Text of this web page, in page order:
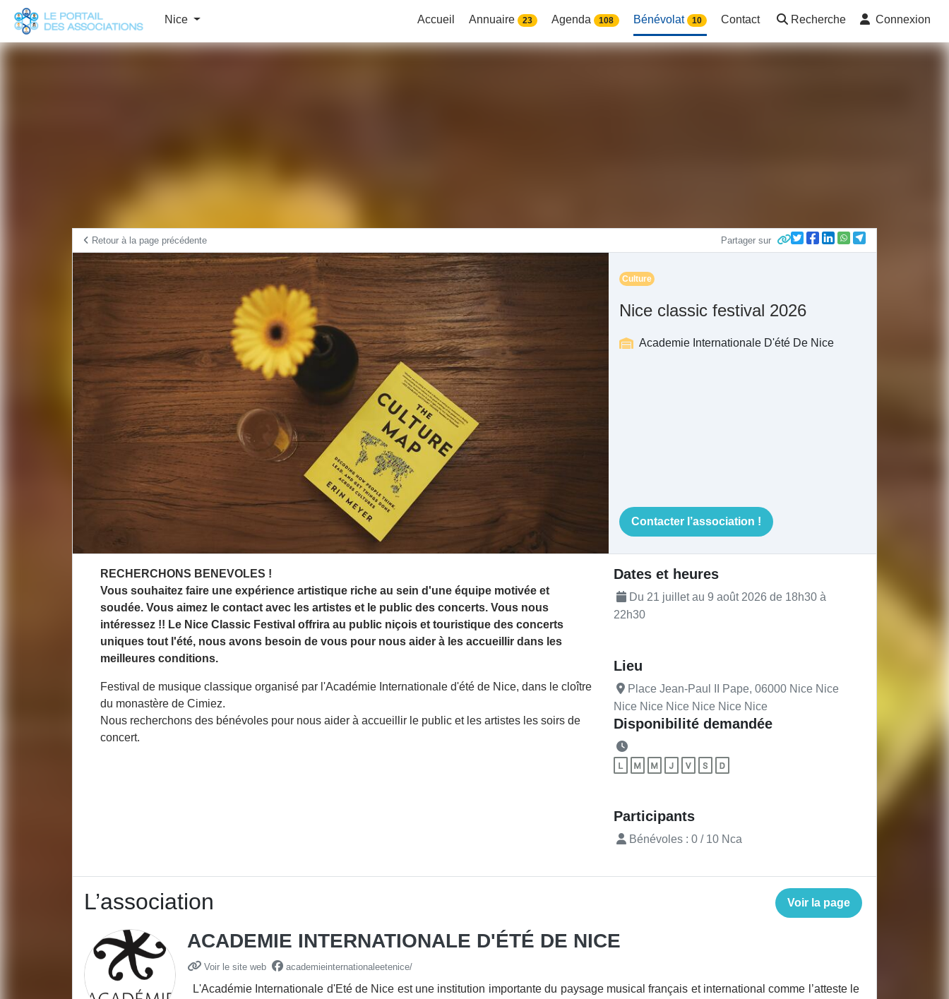
Nice Accueil Annuaire 23 Agenda 108 Bénévolat 10 Contact Recherche Connexion
Retour à la page précédente Partager sur
Culture
Nice classic festival 2026
Academie Internationale D'été De Nice
Contacter l’association !
Description de l'actualité
RECHERCHONS BENEVOLES !
Vous souhaitez faire une expérience artistique riche au sein d'une équipe motivée et
soudée. Vous aimez le contact avec les artistes et le public des concerts. Vous nous
intéressez !! Le Nice Classic Festival offrira au public niçois et touristique des concerts
uniques tout l'été, nous avons besoin de vous pour nous aider à les accueillir dans les
meilleures conditions.
Festival de musique classique organisé par l'Académie Internationale d'été de Nice, dans le cloître
du monastère de Cimiez.
Nous recherchons des bénévoles pour nous aider à accueillir le public et les artistes les soirs de
concert.
Dates et heures
Du 21 juillet au 9 août 2026 de 18h30 à
22h30
Lieu
Place Jean-Paul II Pape, 06000 Nice Nice
Nice Nice Nice Nice Nice Nice
Disponibilité demandée
Participants
Bénévoles : 0 / 10 Nca
L’association Voir la page
ACADEMIE INTERNATIONALE D'ÉTÉ DE NICE
Voir le site web academieinternationaleetenice/
L'Académie Internationale d'Eté de Nice est une institution importante du paysage musical français et international comme l’atteste le
Panneau de gestion des cookies